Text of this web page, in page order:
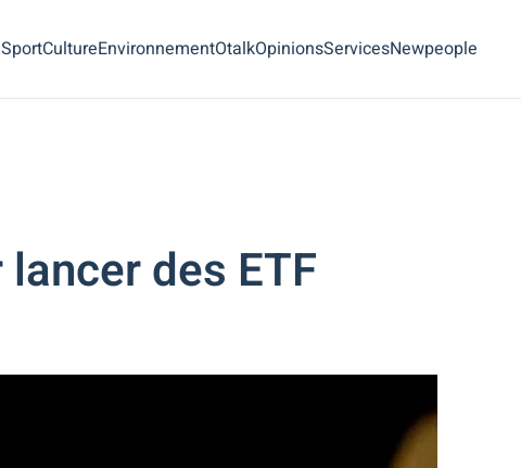
SportCultureEnvironnementOtalkOpinionsServicesNewpeople
des ETF